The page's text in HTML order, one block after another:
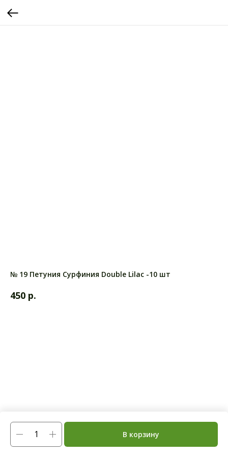
№ 19 Петуния Сурфиния Double Lilac -10 шт
450 р.
В корзину